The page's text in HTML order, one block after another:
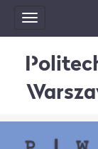
Toggle
navigation